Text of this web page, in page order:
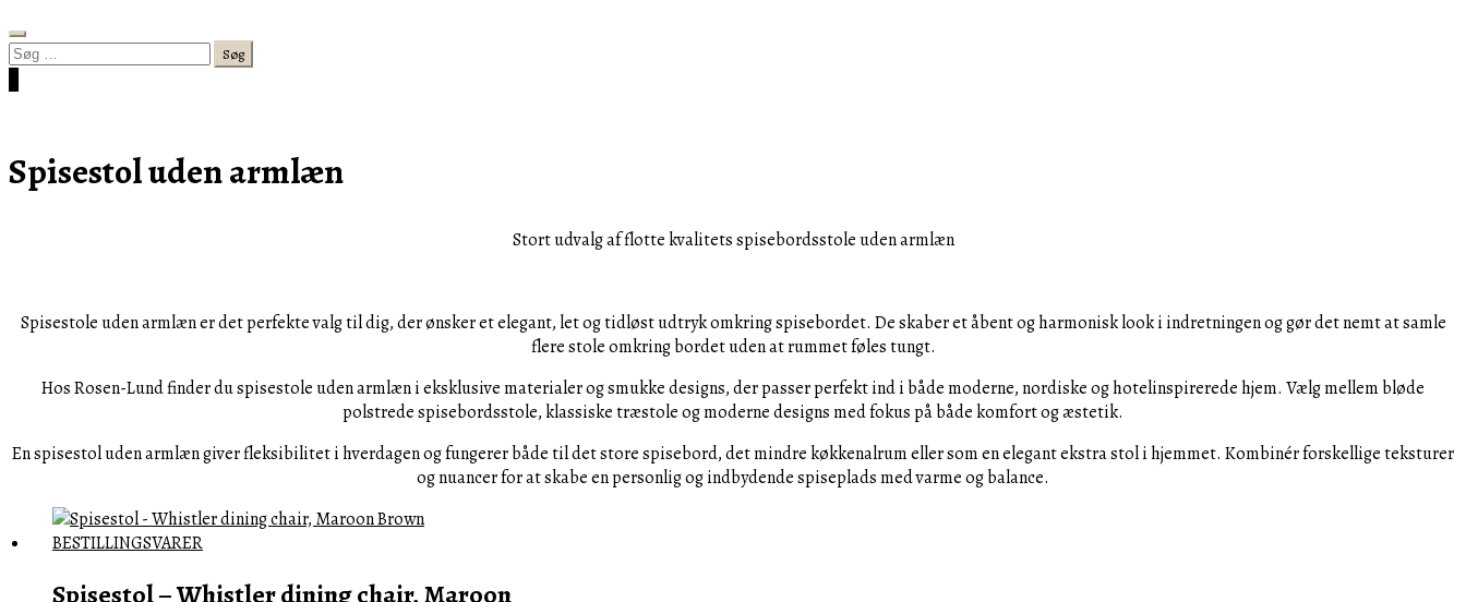
Search
Søg
efter:
Spisestol uden armlæn
Stort udvalg af flotte kvalitets spisebordsstole uden armlæn
Spisestole uden armlæn er det perfekte valg til dig, der ønsker et elegant, let og tidløst udtryk omkring spisebordet. De skaber et åbent og harmonisk look i indretningen og gør det nemt at samle
flere stole omkring bordet uden at rummet føles tungt.
Hos Rosen-Lund finder du spisestole uden armlæn i eksklusive materialer og smukke designs, der passer perfekt ind i både moderne, nordiske og hotelinspirerede hjem. Vælg mellem bløde
polstrede spisebordsstole, klassiske træstole og moderne designs med fokus på både komfort og æstetik.
En spisestol uden armlæn giver fleksibilitet i hverdagen og fungerer både til det store spisebord, det mindre køkkenalrum eller som en elegant ekstra stol i hjemmet. Kombinér forskellige teksturer
og nuancer for at skabe en personlig og indbydende spiseplads med varme og balance.
Spisestol – Whistler dining chair, Maroon